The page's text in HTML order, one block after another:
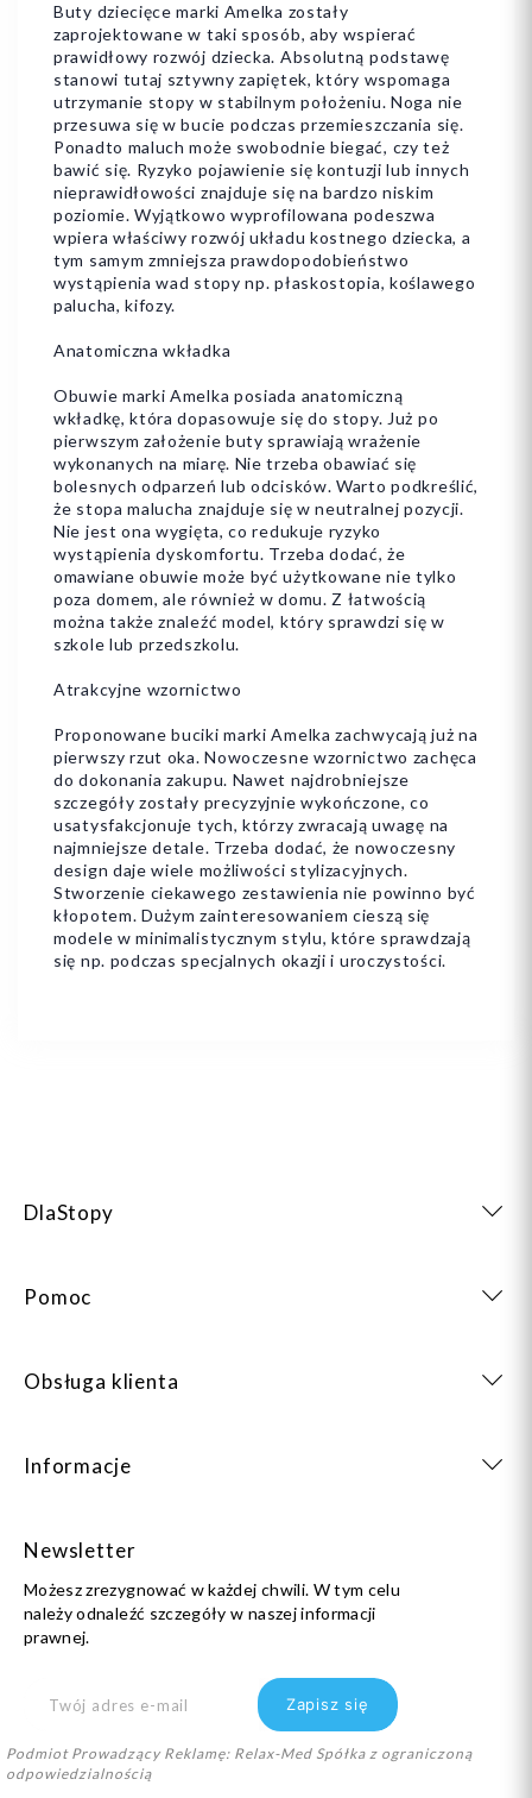
Buty dziecięce marki Amelka zostały
zaprojektowane w taki sposób, aby wspierać
prawidłowy rozwój dziecka. Absolutną podstawę
stanowi tutaj sztywny zapiętek, który wspomaga
utrzymanie stopy w stabilnym położeniu. Noga nie
przesuwa się w bucie podczas przemieszczania się.
Ponadto maluch może swobodnie biegać, czy też
bawić się. Ryzyko pojawienie się kontuzji lub innych
nieprawidłowości znajduje się na bardzo niskim
poziomie. Wyjątkowo wyprofilowana podeszwa
wpiera właściwy rozwój układu kostnego dziecka, a
tym samym zmniejsza prawdopodobieństwo
wystąpienia wad stopy np. płaskostopia, koślawego
palucha, kifozy.
Anatomiczna wkładka
Obuwie marki Amelka posiada anatomiczną
wkładkę, która dopasowuje się do stopy. Już po
pierwszym założenie buty sprawiają wrażenie
wykonanych na miarę. Nie trzeba obawiać się
bolesnych odparzeń lub odcisków. Warto podkreślić,
że stopa malucha znajduje się w neutralnej pozycji.
Nie jest ona wygięta, co redukuje ryzyko
wystąpienia dyskomfortu. Trzeba dodać, że
omawiane obuwie może być użytkowane nie tylko
poza domem, ale również w domu. Z łatwością
można także znaleźć model, który sprawdzi się w
szkole lub przedszkolu.
Atrakcyjne wzornictwo
Proponowane buciki marki Amelka zachwycają już na
pierwszy rzut oka. Nowoczesne wzornictwo zachęca
do dokonania zakupu. Nawet najdrobniejsze
szczegóły zostały precyzyjnie wykończone, co
usatysfakcjonuje tych, którzy zwracają uwagę na
najmniejsze detale. Trzeba dodać, że nowoczesny
design daje wiele możliwości stylizacyjnych.
Stworzenie ciekawego zestawienia nie powinno być
kłopotem. Dużym zainteresowaniem cieszą się
modele w minimalistycznym stylu, które sprawdzają
się np. podczas specjalnych okazji i uroczystości.
DlaStopy
Pomoc
Obsługa klienta
Informacje
Newsletter
Możesz zrezygnować w każdej chwili. W tym celu
należy odnaleźć szczegóły w naszej informacji
prawnej.
Podmiot Prowadzący Reklamę: Relax-Med Spółka z ograniczoną
odpowiedzialnością